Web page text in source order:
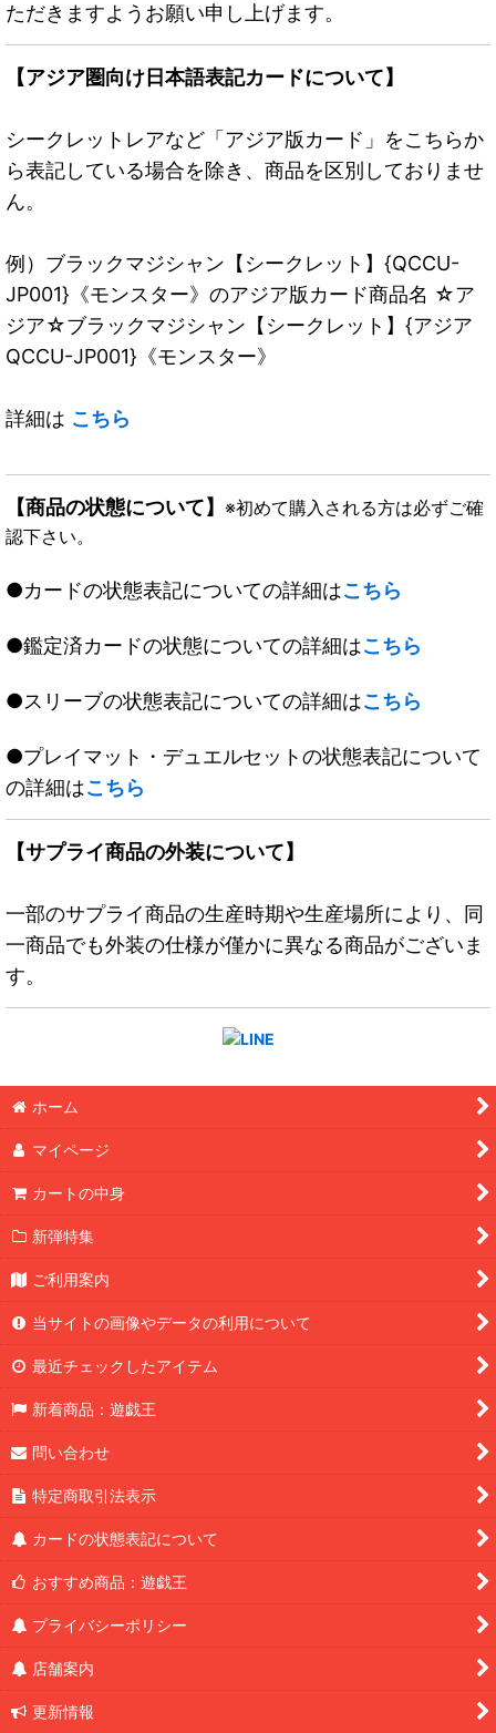
ただきますようお願い申し上げます。
【アジア圏向け日本語表記カードについて】
シークレットレアなど「アジア版カード」をこちらか
ら表記している場合を除き、商品を区別しておりませ
ん。
例）ブラックマジシャン【シークレット】{QCCU-
JP001}《モンスター》のアジア版カード商品名 ☆ア
ジア☆ブラックマジシャン【シークレット】{アジア
QCCU-JP001}《モンスター》
詳細は こちら
【商品の状態について】 ※初めて購入される方は必ずご確
認下さい。
●カードの状態表記についての詳細はこちら
●鑑定済カードの状態についての詳細はこちら
●スリーブの状態表記についての詳細はこちら
●プレイマット・デュエルセットの状態表記について
の詳細はこちら
【サプライ商品の外装について】
一部のサプライ商品の生産時期や生産場所により、同
一商品でも外装の仕様が僅かに異なる商品がございま
す。
ホーム
マイページ
カートの中身
新弾特集
ご利用案内
当サイトの画像やデータの利用について
最近チェックしたアイテム
新着商品：遊戯王
問い合わせ
特定商取引法表示
カードの状態表記について
おすすめ商品：遊戯王
プライバシーポリシー
店舗案内
更新情報